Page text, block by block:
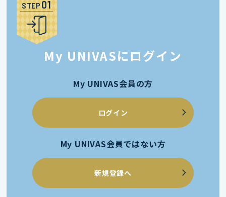
STEP
My UNIVASにログイン
My UNIVAS会員の方
ログイン
My UNIVAS会員ではない方
新規登録へ